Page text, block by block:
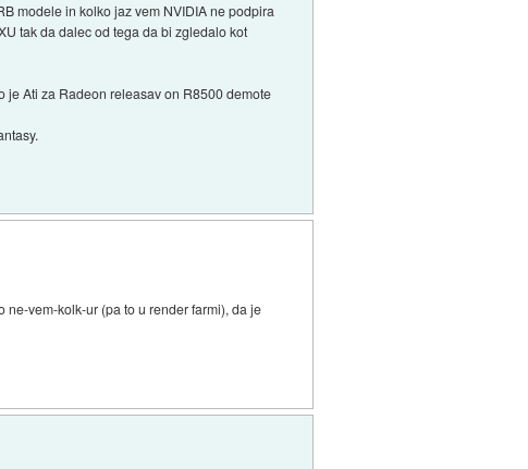
modele in kolko jaz vem NVIDIA ne podpira
tak da dalec od tega da bi zgledalo kot
je Ati za Radeon releasav on R8500 demote
vem-kolk-ur (pa to u render farmi), da je